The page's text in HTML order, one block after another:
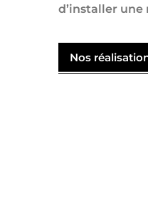
d’installer une
Nos